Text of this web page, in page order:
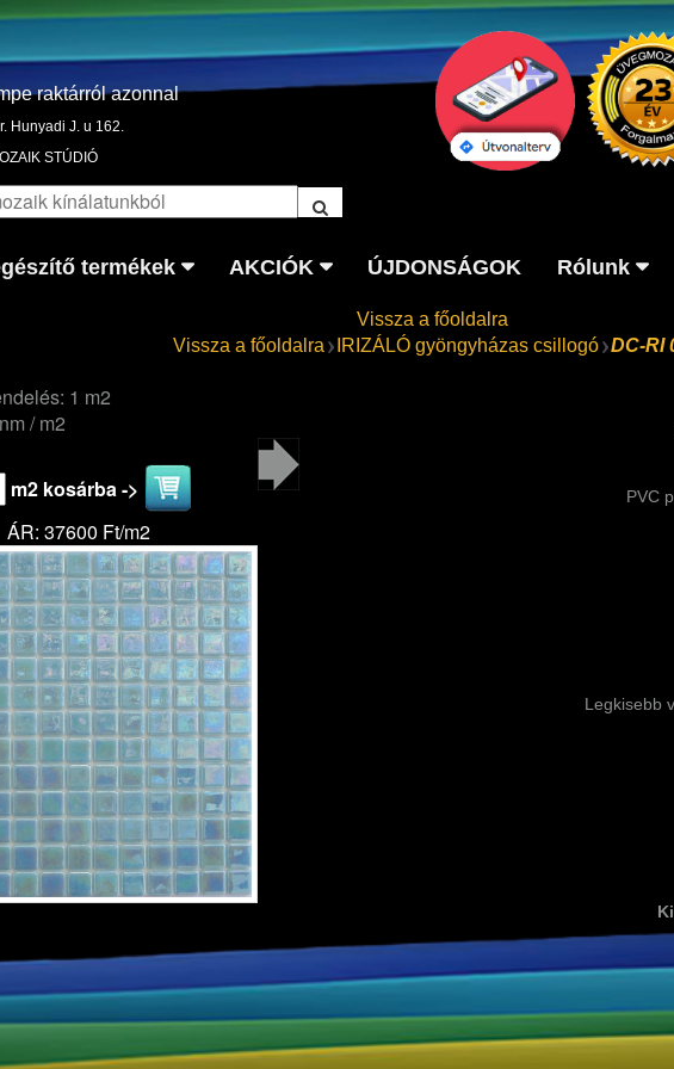
raktárról azonnal
Hunyadi J. u 162.
STÚDIÓ
termékek AKCIÓK ÚJDONSÁGOK Rólunk
Vissza a főoldalra
Vissza a főoldalra
IRIZÁLÓ gyöngyházas csillogó DC-RI
1 m2
/ m2
m2 kosárba ->
ÁR: 37600 Ft/m2
PVC
Legkisebb